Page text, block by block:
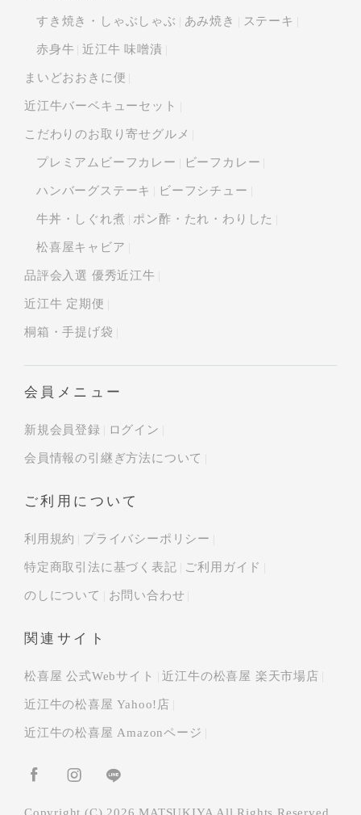
すき焼き・しゃぶしゃぶ あみ焼き ステーキ
赤身牛 近江牛 味噌漬
まいどおおきに便
近江牛バーベキューセット
こだわりのお取り寄せグルメ
プレミアムビーフカレー ビーフカレー
ハンバーグステーキ ビーフシチュー
牛丼・しぐれ煮 ポン酢・たれ・わりした
松喜屋キャビア
品評会入選 優秀近江牛
近江牛 定期便
桐箱・手提げ袋
会員メニュー
新規会員登録 ログイン
会員情報の引継ぎ方法について
ご利用について
利用規約 プライバシーポリシー
特定商取引法に基づく表記 ご利用ガイド
のしについて お問い合わせ
関連サイト
松喜屋 公式Webサイト 近江牛の松喜屋 楽天市場店
近江牛の松喜屋 Yahoo!店
近江牛の松喜屋 Amazonページ
Copyright (C) 2026 MATSUKIYA All Rights Reserved.